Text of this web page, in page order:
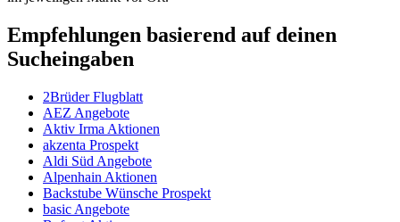
Empfehlungen basierend auf deinen
Sucheingaben
2Brüder Flugblatt
AEZ Angebote
Aktiv Irma Aktionen
akzenta Prospekt
Aldi Süd Angebote
Alpenhain Aktionen
Backstube Wünsche Prospekt
basic Angebote